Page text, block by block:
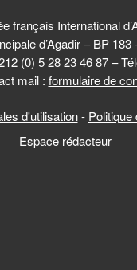
français International
d’Agadir – BP
(0) 5 28 23 46 87 –
mail : formulaire de
d'utilisation- Politique
Espace rédacteur